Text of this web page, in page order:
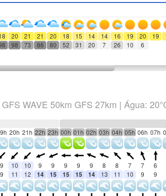
20 21 21 20 18 15 14 14 16 19 20 19
98 73 86 80 52 31 20 7 26 10 6
WAVE 50km GFS 27km | Água:
20h 21h 22h 23h 00h 01h 02h 03h 04h 05h 06h 07h
9 10 10 9 9 9 9 9 8 8 7 7 6
9 11 12 14 15 15 15 14 13 11 10 9 9